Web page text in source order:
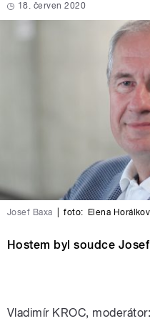
18. červen 2020
Josef Baxa foto: Elena
Hostem byl soudce
Vladimír KROC, moderátor: